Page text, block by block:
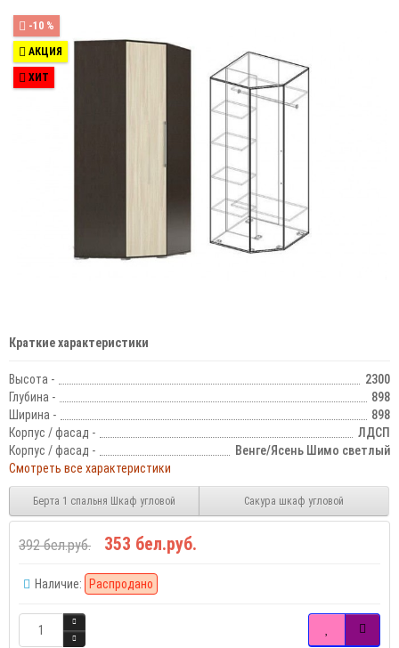
-10 %
АКЦИЯ
ХИТ
Краткие характеристики
Высота -
2300
Глубина -
898
Ширина -
898
Корпус / фасад -
ЛДСП
Корпус / фасад -
Венге/Ясень Шимо cветлый
Смотреть все характеристики
Берта 1 спальня Шкаф угловой Сакура шкаф угловой
392 бел.руб. 353 бел.руб.
Наличие: Распродано